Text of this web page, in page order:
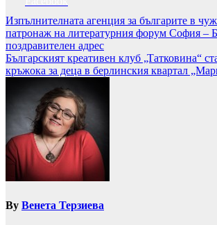
Навигация
Изпълнителната агенция за българите в
патронаж на литературния форум София –
поздравителен адрес
Българският креативен клуб „Татковина“
кръжока за деца в берлинския квартал
By Венета Терзиева